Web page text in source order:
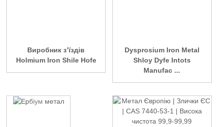
Виробник з’їздів
Holmium Iron Shile Hofe
Dysprosium Iron Metal
Shloy Dyfe Intots
Manufac ...